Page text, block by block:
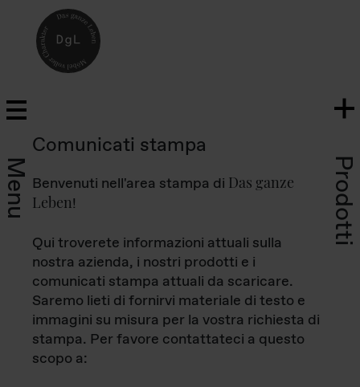
Menu Prodotti
Comunicati stampa
Benvenuti nell'area stampa di Das ganze
Leben!
Qui troverete informazioni attuali sulla
nostra azienda, i nostri prodotti e i
comunicati stampa attuali da scaricare.
Saremo lieti di fornirvi materiale di testo e
immagini su misura per la vostra richiesta di
stampa. Per favore contattateci a questo
scopo a: